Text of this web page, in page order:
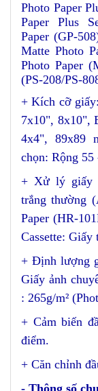
Photo Paper
Paper Plus
Paper (GP-
Matte Photo
Photo Paper
(PS-208/PS-
+ Kích cỡ giấy:
7x10", 8x10",
4x4", 89x89
chọn: Rộng
+ Xử lý giấy
trắng thường
Paper (HR-
Cassette:
+ Định lượng
Giấy ảnh
: 265g/m²
+ Cảm biến
điểm.
+ Căn chỉnh